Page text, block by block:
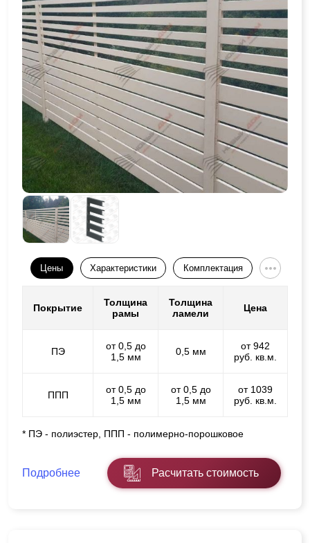
Цены Характеристики Комплектация
Покрытие
Толщина
рамы
Толщина
ламели
Цена
ПЭ
от 0,5 до
1,5 мм
0,5 мм
от 942
руб. кв.м.
ППП
от 0,5 до
1,5 мм
от 0,5 до
1,5 мм
от 1039
руб. кв.м.
* ПЭ - полиэстер, ППП - полимерно-порошковое
Подробнее Расчитать стоимость